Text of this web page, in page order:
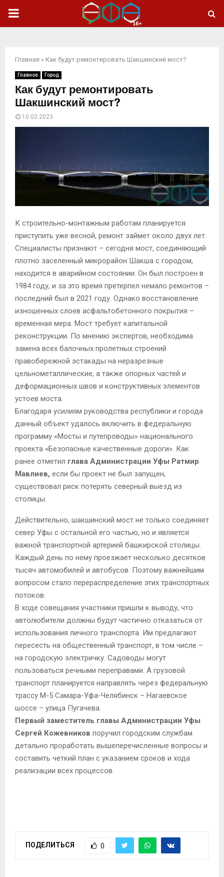
ОСНОВНОЕ
Главная » Как будут ремонтировать Шакшинский мост?
Главное Город
Как будут ремонтировать
Шакшинский мост?
10.02.2023
К строительно-монтажным работам планируется
приступить уже весной, ремонт займет около двух лет.
Специалисты признают – сегодня мост, соединяющий
плотно заселенный микрорайон Шакша с городом,
находится в аварийном состоянии. Он был построен в
1984 году, и за это время претерпел немало ремонтов –
последний был в 2021 году. Однако восстановление
изношенных слоев асфальтобетонного покрытия –
временная мера. Мост требует капитальной
реконструкции. По мнению экспертов, необходима
замена всех балочных пролетных строений
правобережной эстакады на неразрезные
цельнометаллические, а также опорных частей и
деформационных швов и конструктивных элементов
устоев моста.
Благодаря усилиям руководства республики и города
данный объект удалось включить в федеральную
программу «Мосты и путепроводы» национального
проекта «Безопасные качественные дороги». Как
ранее отметил глава Администрации Уфы Ратмир
Мавлиев, если бы проект не был запущен,
существовал риск потерять северный выезд из
столицы.
Действительно, шакшинский мост не только соединяет
север Уфы с остальной его частью, но и является
важной транспортной артерией башкирской столицы.
Каждый день по нему проезжает несколько десятков
тысяч автомобилей и автобусов. Поэтому важнейшим
вопросом стало перераспределение этих транспортных
потоков.
В ходе совещания участники пришли к выводу, что
автолюбители должны будут частично отказаться от
использования личного транспорта. Им предлагают
пересесть на общественный транспорт, в том числе –
на городскую электричку. Садоводы могут
пользоваться речными переправами. А грузовой
транспорт планируется направлять через федеральную
трассу М-5 Самара-Уфа-Челябинск – Нагаевское
шоссе – улица Пугачева.
Первый заместитель главы Администрации Уфы
Сергей Кожевников поручил городским службам
детально проработать вышеперечисленные вопросы и
составить четкий план с указанием сроков и хода
реализации всех процессов.
ПОДЕЛИТЬСЯ 0